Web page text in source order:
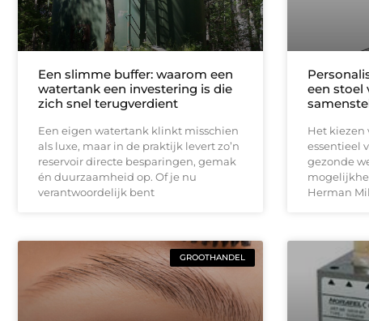
Een slimme buffer: waarom een
watertank een investering is die
zich snel terugverdient
Een eigen watertank klinkt misschien
als luxe, maar in de praktijk levert zo’n
reservoir directe besparingen, gemak
én duurzaamheid op. Of je nu
verantwoordelijk bent
een stoel
Het kiezen
essentieel
gezonde
Herman
GROOTHANDEL